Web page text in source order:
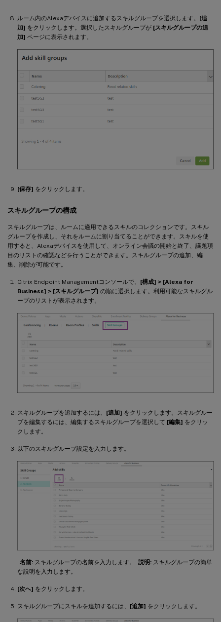
ルーム内のAlexaデバイスに追加するスキルグループを選択します。 [追
加] をクリックします。選択したスキルグループが [スキルグループの追
加] ページに表示されます。
[保存] をクリックします。
スキルグループの構成
スキルグループは、ルームに適用できるスキルのコレクションです。スキル
グループを作成し、それをルームに割り当てることができます。スキルを使
用すると、Alexaデバイスを使用して、オンライン会議の開始と終了、議題項
目のリストの確認などを行うことができます。スキルグループの追加、編
集、削除が可能です。
Citrix Endpoint Managementコンソールで、 [構成] > [Alexa for
Business] > [スキルグループ] の順に選択します。利用可能なスキルグル
ープのリストが表示されます。
スキルグループを追加するには、 [追加] をクリックします。スキルグルー
プを編集するには、編集するスキルグループを選択して [編集] をクリッ
クします。
以下のスキルグループ設定を入力します。
-名前: スキルグループの名前を入力します。 -説明: スキルグループの簡単
な説明を入力します。
[次へ] をクリックします。
スキルグループにスキルを追加するには、 [追加] をクリックします。